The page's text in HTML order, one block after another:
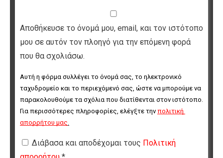
Αποθήκευσε το όνομά μου, email, και τον ιστότοπο
μου σε αυτόν τον πλοηγό για την επόμενη φορά
που θα σχολιάσω.
Αυτή η φόρμα συλλέγει το όνομά σας, το ηλεκτρονικό
ταχυδρομείο και το περιεχόμενό σας, ώστε να μπορούμε να
παρακολουθούμε τα σχόλια που διατίθενται στον ιστότοπο.
Για περισσότερες πληροφορίες, ελέγξτε την πολιτική
απορρήτου μας.
Διάβασα και αποδέχομαι τους Πολιτική